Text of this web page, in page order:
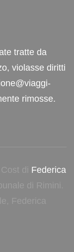
tratte da
violasse diritti
rimosse.
di Federica
di Rimini.
Federica